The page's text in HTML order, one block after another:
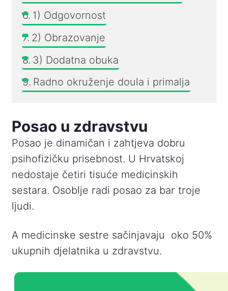
1) Odgovornost
2) Obrazovanje
3) Dodatna obuka
Radno okruženje doula i primalja
Posao u zdravstvu
Posao je dinamičan i zahtjeva dobru
psihofizičku prisebnost. U Hrvatskoj
nedostaje četiri tisuće medicinskih
sestara. Osoblje radi posao za bar troje
ljudi.
A medicinske sestre sačinjavaju oko 50%
ukupnih djelatnika u zdravstvu.